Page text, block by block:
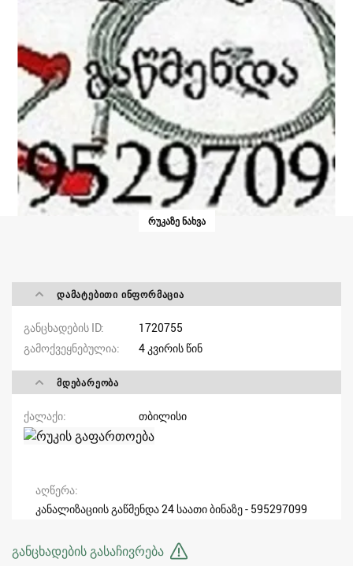
ᲠᲣᲙᲐᲖᲔ ᲜᲐᲮᲕᲐ
ᲓᲐᲛᲐᲢᲔᲑᲘᲗᲘ ᲘᲜᲤᲝᲠᲛᲐᲪᲘᲐ
განცხადების ID
1720755
გამოქვეყნებულია
4 კვირის წინ
ᲛᲓᲔᲑᲐᲠᲔᲝᲑᲐ
ქალაქი თბილისი
აღწერა
კანალიზაციის გაწმენდა 24 საათი ბინაზე - 595297099
განცხადების გასაჩივრება